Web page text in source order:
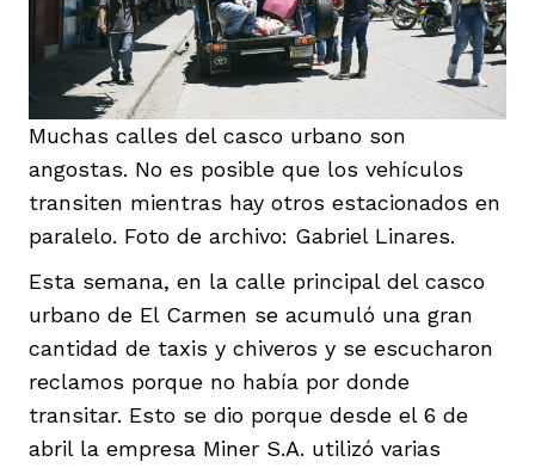
Muchas calles del casco urbano son
angostas. No es posible que los vehículos
transiten mientras hay otros estacionados en
paralelo. Foto de archivo: Gabriel Linares.
Esta semana, en la calle principal del casco
urbano de El Carmen se acumuló una gran
cantidad de taxis y chiveros y se escucharon
reclamos porque no había por donde
transitar. Esto se dio porque desde el 6 de
abril la empresa Miner S.A. utilizó varias